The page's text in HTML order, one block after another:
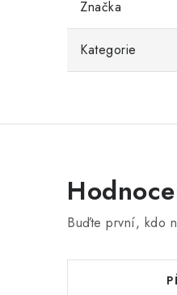
Značka
Kategorie
Buďte první, kdo